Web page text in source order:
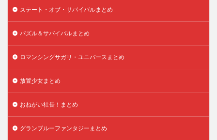
ステート・オブ・サバイバルまとめ
パズル＆サバイバルまとめ
ロマンシングサガリ・ユニバースまとめ
放置少女まとめ
おねがい社長！まとめ
グランブルーファンタジーまとめ